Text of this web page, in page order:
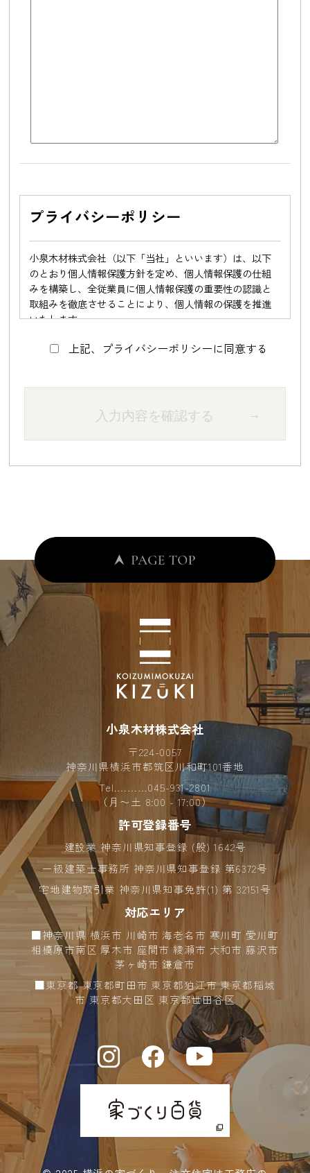
プライバシーポリシー
小泉木材株式会社（以下「当社」といいます）は、以下
のとおり個人情報保護方針を定め、個人情報保護の仕組
みを構築し、全従業員に個人情報保護の重要性の認識と
取組みを徹底させることにより、個人情報の保護を推進
いたします。
ち、個人情報への不正アクセス・紛失・破損・改ざん・
持・管理体制の整備・社員教育の徹底等の必要な措置を
お客さまからお預かりした個人情報は、当社からのご連
絡や業務のご案内やご質問に対する回答として、電子メ
ールや資料のご送付に利用いたします。
個人情報の第三者への開示・提供の禁止
当社は、お客さまよりお預かりした個人情報を適切に管
理し、次のいずれかに該当する場合を除き、個人情報を
第三者に開示いたしません。
■お客さまが希望されるサービスを行なうために当社が
業務を委託する業者に対して開示する場合
■法令に基づき開示することが必要である場合
クッキー（Cookie）の使用に関して
当サイトでは、Cookieを使用しております。Cookieとは
ウェブサイトがお客様のコンピューターに送信するデー
タファイルのことです。お客様がウェブサイトを再訪問
した際に、お客様のコンピューターからのアクセスであ
ることを認識し、最適な情報で利用していただくように
するために使用しております。基本的に、Cookieの使用
により個人を特定できる情報は取得いたしません。
アクセス解析ツールに関して
当サイトでは、Googleによるアクセス解析ツール
「Googleアナリティクス」を利用しています。
Googleアナリティクスはトラフィックデータの収集のた
めにCookieを使用しています。このトラフィックデータ
は匿名で収集されており、個人を特定するものではあり
ません。この機能はCookieを無効にすることで収集を拒
否することが出来ますので、お使いのブラウザの設定を
ご確認ください。
個人情報の安全対策
上記、プライバシーポリシーに同意する
入力内容を確認する →
小泉木材株式会社
〒224-0057
神奈川県横浜市都筑区川和町101番地
Tel.………045-931-2801
（月〜土 8:00 - 17:00）
許可登録番号
建設業 神奈川県知事登録 (般) 1642号
一級建築士事務所 神奈川県知事登録 第6372号
宅地建物取引業 神奈川県知事免許(1) 第 32151号
対応エリア
■神奈川県 横浜市 川崎市 海老名市 寒川町 愛川町
相模原市南区 厚木市 座間市 綾瀬市 大和市 藤沢市
茅ヶ崎市 鎌倉市
■東京都 東京都町田市 東京都狛江市 東京都稲城
市 東京都大田区 東京都世田谷区